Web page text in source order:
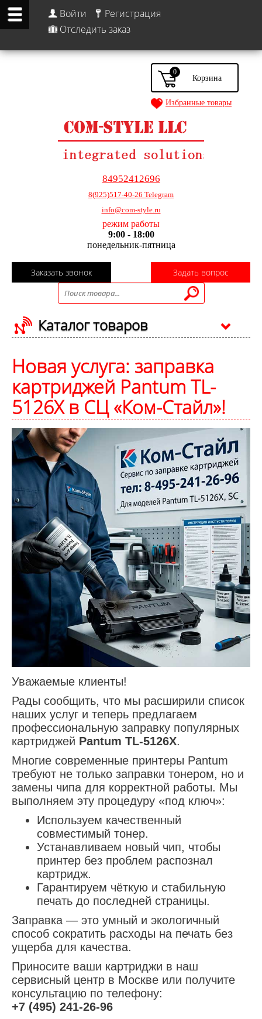
Войти
Регистрация
Отследить заказ
84952412696
8(925)517-40-26 Telegram
info@com-style.ru
режим работы
9:00 - 18:00
понедельник-пятница
Заказать звонок Задать вопрос
0
Избранные товары
Каталог товаров
Новая услуга: заправка
картриджей Pantum TL-
5126X в СЦ «Ком-Стайл»!
Уважаемые клиенты!
Рады сообщить, что мы расширили список
наших услуг и теперь предлагаем
профессиональную заправку популярных
картриджей Pantum TL-5126X.
Многие современные принтеры Pantum
требуют не только заправки тонером, но и
замены чипа для корректной работы. Мы
выполняем эту процедуру «под ключ»:
Используем качественный
совместимый тонер.
Устанавливаем новый чип, чтобы
принтер без проблем распознал
картридж.
Гарантируем чёткую и стабильную
печать до последней страницы.
Заправка — это умный и экологичный
способ сократить расходы на печать без
ущерба для качества.
Приносите ваши картриджи в наш
сервисный центр в Москве или получите
консультацию по телефону:
+7 (495) 241-26-96